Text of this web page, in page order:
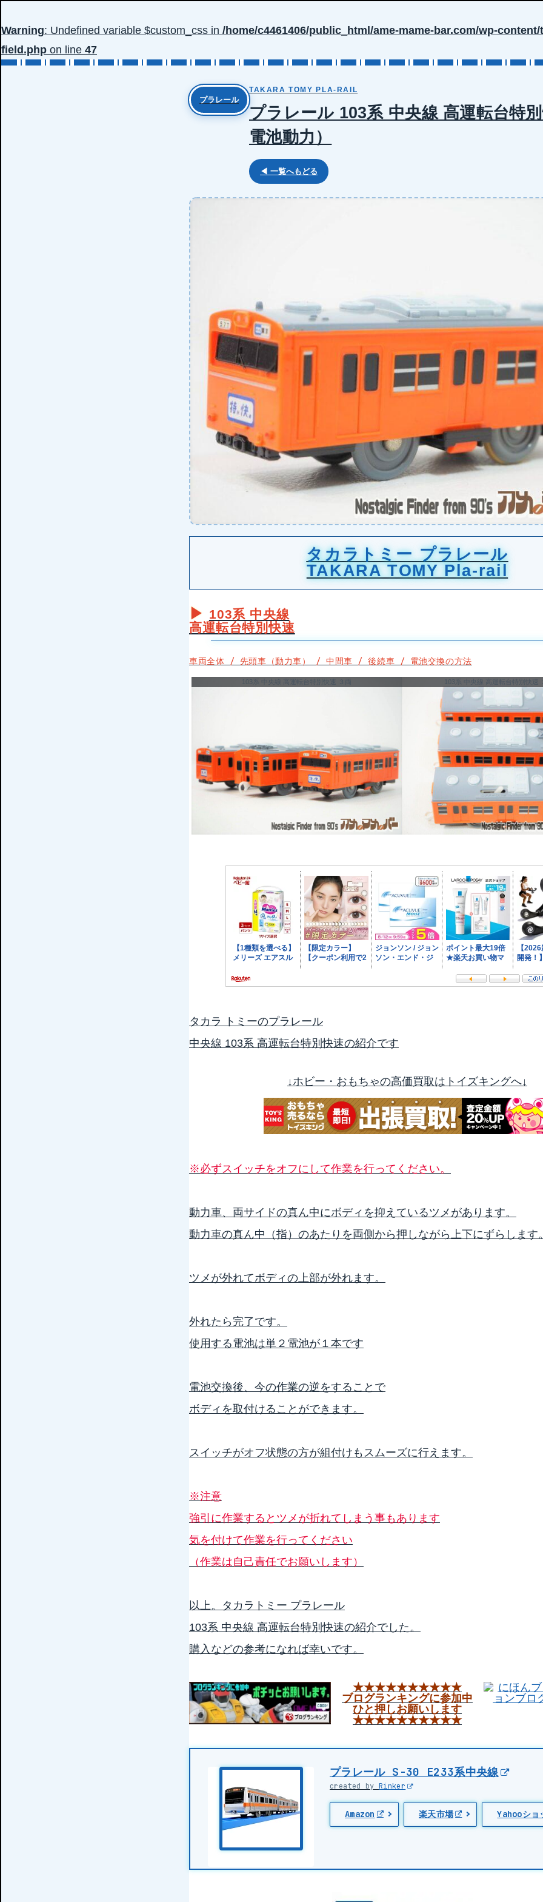
Warning: Undefined variable $custom_css in /home/c4461406/public_html/ame-mame-bar.com/wp-
field.php on line 47
プラレール
TAKARA TOMY PLA-RAIL
プラレール 103系 中央線 高運転台特
電池動力）
◀ 一覧へもどる
タカラトミー プラレール
TAKARA TOMY Pla-rail
103系 中央線
高運転台特別快速
車両全体 / 先頭車（動力車） / 中間車 / 後続車 / 電池交換の方法
103系 中央線 高運転台特別快速 ３両 103系 中央線 高運転台特別快速
タカラ トミーのプラレール
中央線 103系 高運転台特別快速の紹介です
↓ホビー・おもちゃの高価買取はトイズキングへ↓
※必ずスイッチをオフにして作業を行ってください。
動力車、両サイドの真ん中にボディを抑えているツメがあります。
動力車の真ん中（指）のあたりを両側から押しながら上下にずらします
ツメが外れてボディの上部が外れます。
外れたら完了です。
使用する電池は単２電池が１本です
電池交換後、今の作業の逆をすることで
ボディを取付けることができます。
スイッチがオフ状態の方が組付けもスムーズに行えます。
※注意
強引に作業するとツメが折れてしまう事もあります
気を付けて作業を行ってください
（作業は自己責任でお願いします）
以上。タカラトミー プラレール
103系 中央線 高運転台特別快速の紹介でした。
購入などの参考になれば幸いです。
★★★★★★★★★★
ブログランキングに参加中
ひと押しお願いします
★★★★★★★★★★
プラレール S-30 E233系中央線
created by Rinker
Amazon 楽天市場 Yahooショ